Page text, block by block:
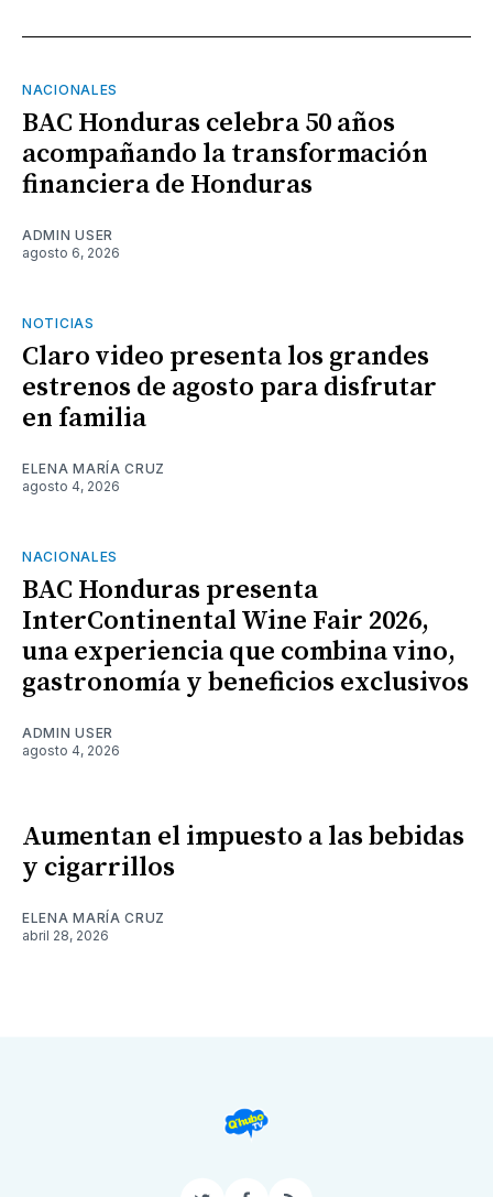
NACIONALES
BAC Honduras celebra 50 años
acompañando la transformación
financiera de Honduras
ADMIN USER
agosto 6, 2026
NOTICIAS
Claro video presenta los grandes
estrenos de agosto para disfrutar
en familia
ELENA MARÍA CRUZ
agosto 4, 2026
NACIONALES
BAC Honduras presenta
InterContinental Wine Fair 2026,
una experiencia que combina vino,
gastronomía y beneficios exclusivos
ADMIN USER
agosto 4, 2026
Aumentan el impuesto a las bebidas
y cigarrillos
ELENA MARÍA CRUZ
abril 28, 2026